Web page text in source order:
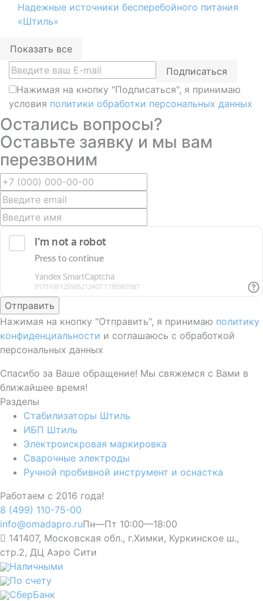
Надежные источники бесперебойного питания
«Штиль»
Показать все
Подписаться
Нажимая на кнопку "Подписаться", я принимаю
условия политики обработки персональных данных
Остались вопросы?
Оставьте заявку и мы вам
перезвоним
Отправить
Нажимая на кнопку "Отправить", я принимаю политику
конфиденциальности и соглашаюсь с обработкой
персональных данных
Спасибо за Ваше обращение! Мы свяжемся с Вами в
ближайшее время!
Разделы
Стабилизаторы Штиль
ИБП Штиль
Электроискровая маркировка
Сварочные электроды
Ручной пробивной инструмент и оснастка
Работаем с 2016 года!
8 (499) 110-75-00
info@omadapro.ruПн—Пт 10:00—18:00
141407, Московская обл., г.Химки, Куркинское ш.,
стр.2, ДЦ Аэро Сити
Наличными
По счету
СберБанк